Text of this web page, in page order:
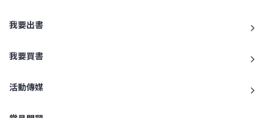
我要出書
我要買書
活動傳媒